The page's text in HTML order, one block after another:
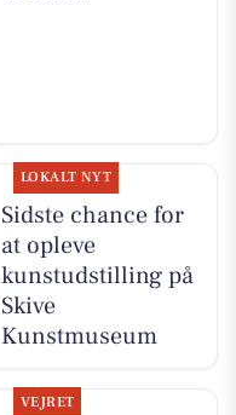
LOKALT NYT
Sidste chance for
at opleve
kunstudstilling på
Skive
Kunstmuseum
VEJRET